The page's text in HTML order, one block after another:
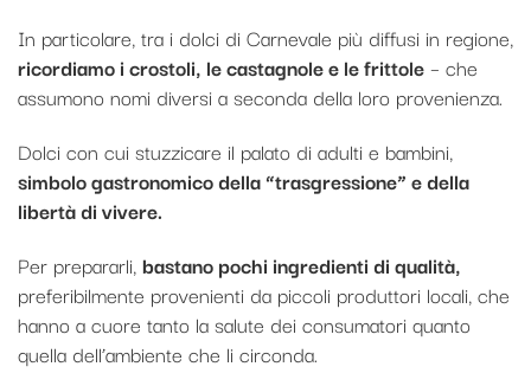
In particolare, tra i dolci di Carnevale più diffusi in regione,
ricordiamo i crostoli, le castagnole e le frittole– che
assumono nomi diversi a seconda della loro provenienza.
Dolci con cui stuzzicare il palato di adulti e bambini,
simbolo gastronomico della “trasgressione” e della
libertà di vivere.
Per prepararli,bastano pochi ingredienti di qualità,
preferibilmente provenienti da piccoli produttori locali, che
hanno a cuore tanto la salute dei consumatori quanto
quella dell’ambiente che li circonda.